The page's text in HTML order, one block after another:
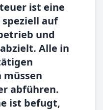
ist eine
auf
und
Alle in
abführen.
ist befugt,